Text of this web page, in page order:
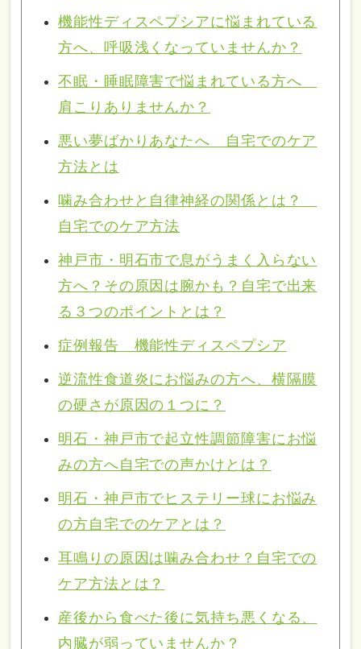
機能性ディスペプシアに悩まれている
方へ、呼吸浅くなっていませんか？
不眠・睡眠障害で悩まれている方へ
肩こりありませんか？
悪い夢ばかりあなたへ 自宅でのケア
方法とは
噛み合わせと自律神経の関係とは？
自宅でのケア方法
神戸市・明石市で息がうまく入らない
方へ？その原因は腕かも？自宅で出来
る３つのポイントとは？
症例報告 機能性ディスペプシア
逆流性食道炎にお悩みの方へ、横隔膜
の硬さが原因の１つに？
明石・神戸市で起立性調節障害にお悩
みの方へ自宅での声かけとは？
明石・神戸市でヒステリー球にお悩み
の方自宅でのケアとは？
耳鳴りの原因は噛み合わせ？自宅での
ケア方法とは？
産後から食べた後に気持ち悪くなる、
内臓が弱っていませんか？